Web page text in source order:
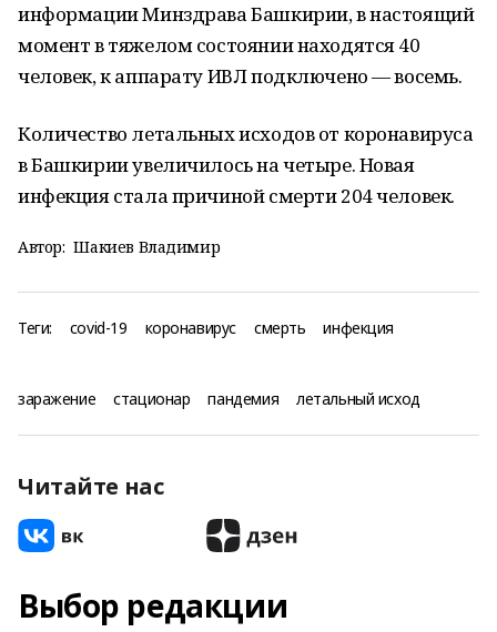
информации Минздрава Башкирии, в настоящий
момент в тяжелом состоянии находятся 40
человек, к аппарату ИВЛ подключено — восемь.
Количество летальных исходов от коронавируса
в Башкирии увеличилось на четыре. Новая
инфекция стала причиной смерти 204 человек.
Автор: Шакиев Владимир
Теги: covid-19 коронавирус смерть инфекция
заражение стационар пандемия летальный исход
Читайте нас
Выбор редакции